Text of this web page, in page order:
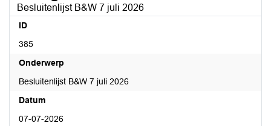
Besluitenlijst B&W 7 juli 2026
ID
385
Onderwerp
Besluitenlijst B&W 7 juli 2026
Datum
07-07-2026